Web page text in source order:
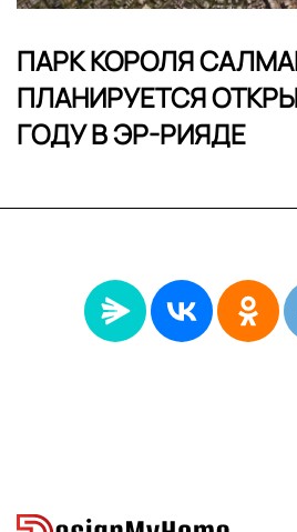
ПАРК КОРОЛЯ
ПЛАНИРУЕТСЯ
ГОДУ В ЭР-РИЯДЕ